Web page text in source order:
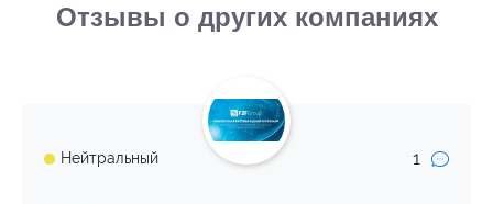
Отзывы о других компаниях
Нейтральный 1